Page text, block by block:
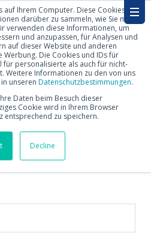
Ihrem Computer. Diese Cookies
darüber zu sammeln, wie Sie mit
verwenden diese Informationen, um
und anzupassen, für Analysen und
auf dieser Website und anderen
Die Cookies und IDs für
personalisierte als auch für nicht-
Weitere Informationen zu den von uns
unseren Datenschutzbestimmungen.
Daten beim Besuch dieser
Cookie wird in Ihrem Browser
entsprechend zu speichern.
Decline
Bitte senden Sie
Kontaktformular. Ein/e
gerne bei Ihnen.